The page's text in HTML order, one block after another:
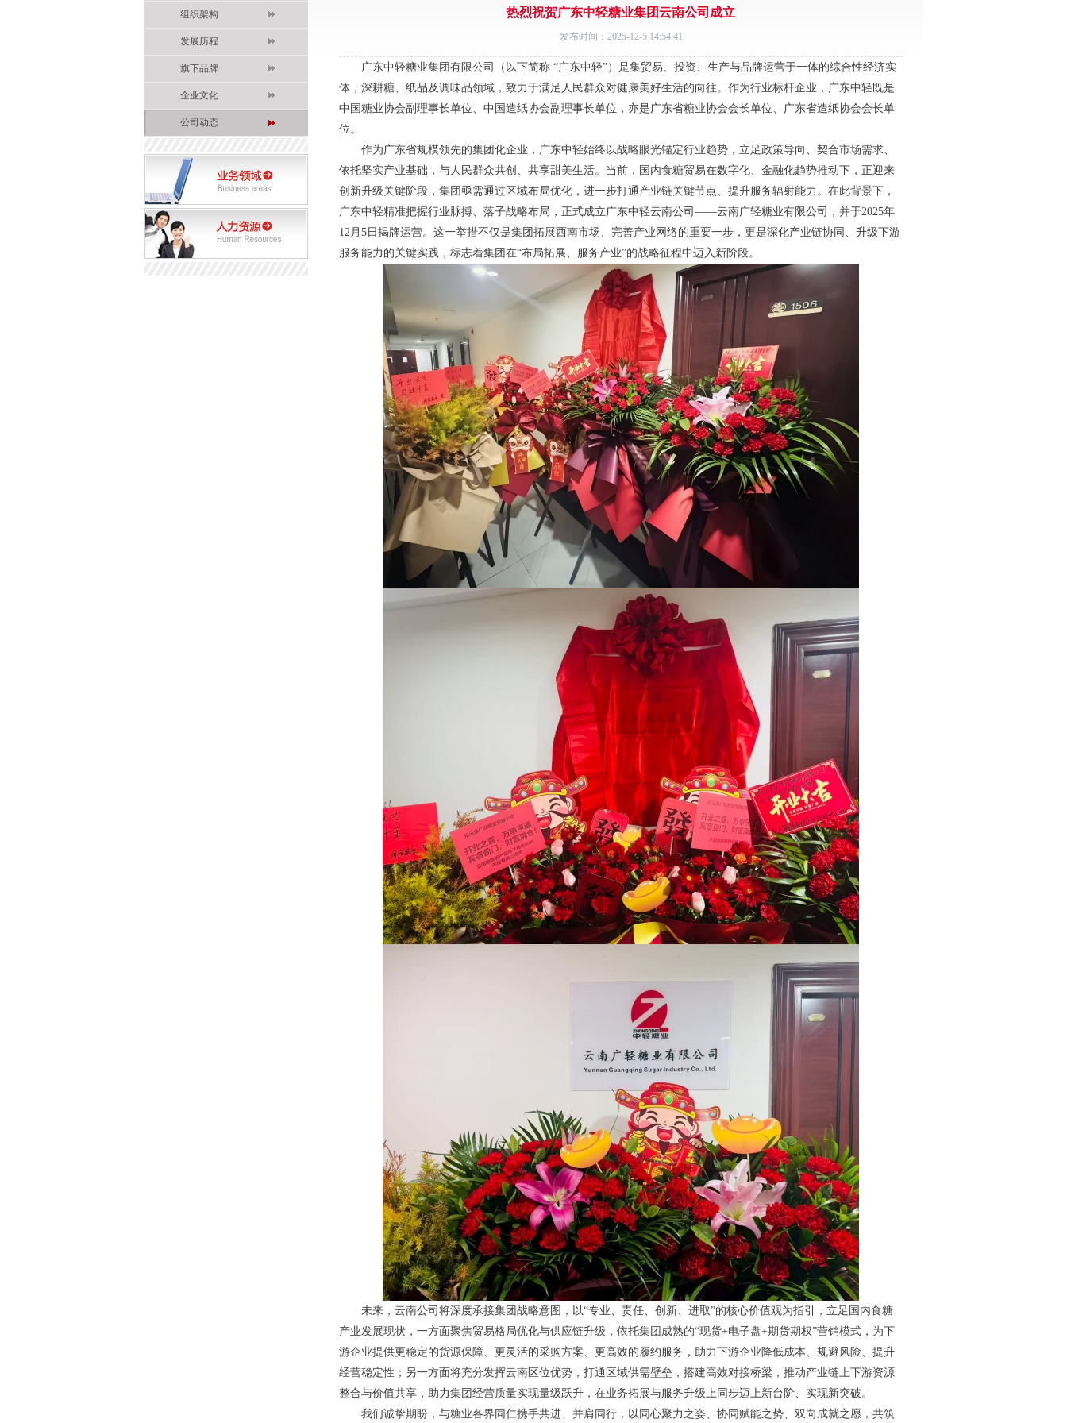
组织架构
发展历程
旗下品牌
企业文化
公司动态
热烈祝贺广东中轻糖业集团云南公司成立
发布时间：2025-12-5 14:54:41
广东中轻糖业集团有限公司（以下简称 “广东中轻”）是集贸易、投资、生产与品牌运营于一体的综合性经济实
体，深耕糖、纸品及调味品领域，致力于满足人民群众对健康美好生活的向往。作为行业标杆企业，广东中轻既是
中国糖业协会副理事长单位、中国造纸协会副理事长单位，亦是广东省糖业协会会长单位、广东省造纸协会会长单
位。
作为广东省规模领先的集团化企业，广东中轻始终以战略眼光锚定行业趋势，立足政策导向、契合市场需求、
依托坚实产业基础，与人民群众共创、共享甜美生活。当前，国内食糖贸易在数字化、金融化趋势推动下，正迎来
创新升级关键阶段，集团亟需通过区域布局优化，进一步打通产业链关键节点、提升服务辐射能力。在此背景下，
广东中轻精准把握行业脉搏、落子战略布局，正式成立广东中轻云南公司——云南广轻糖业有限公司，并于2025年
12月5日揭牌运营。这一举措不仅是集团拓展西南市场、完善产业网络的重要一步，更是深化产业链协同、升级下游
服务能力的关键实践，标志着集团在“布局拓展、服务产业”的战略征程中迈入新阶段。
未来，云南公司将深度承接集团战略意图，以“专业、责任、创新、进取”的核心价值观为指引，立足国内食糖
产业发展现状，一方面聚焦贸易格局优化与供应链升级，依托集团成熟的“现货+电子盘+期货期权”营销模式，为下
游企业提供更稳定的货源保障、更灵活的采购方案、更高效的履约服务，助力下游企业降低成本、规避风险、提升
经营稳定性；另一方面将充分发挥云南区位优势，打通区域供需壁垒，搭建高效对接桥梁，推动产业链上下游资源
整合与价值共享，助力集团经营质量实现量级跃升，在业务拓展与服务升级上同步迈上新台阶、实现新突破。
我们诚挚期盼，与糖业各界同仁携手共进、并肩同行，以同心聚力之姿、协同赋能之势、双向成就之愿，共筑